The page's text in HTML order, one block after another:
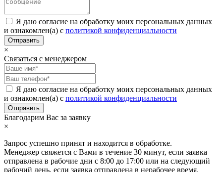
Я даю согласие на обработку моих персональных данных
и ознакомлен(а) с политикой конфиденциальности
×
Связаться с менеджером
Я даю согласие на обработку моих персональных данных
и ознакомлен(а) с политикой конфиденциальности
Благодарим Вас за заявку
×
Запрос успешно принят и находится в обработке.
Менеджер свяжется с Вами в течение 30 минут, если заявка
отправлена в рабочие дни с 8:00 до 17:00 или на следующий
рабочий день, если заявка отправлена в нерабочее время.